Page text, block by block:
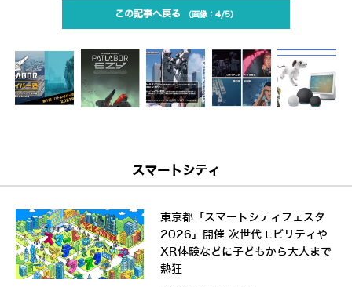
この記事へ戻る 4/5
スマートシティ
東京都「スマートシティフェスタ
2026」開催 次世代モビリティや
XR体験などに子どもから大人まで
熱狂